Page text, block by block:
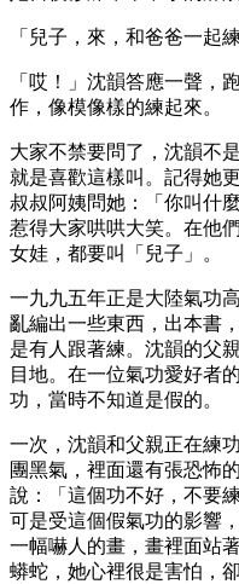
「兒子，來，和爸爸一起
「哎！」沈韻答應一聲，
作，像模像樣的練起來。
大家不禁要問了，沈韻不
就是喜歡這樣叫。記得她
叔叔阿姨問她：「你叫什
惹得大家哄哄大笑。在他
女娃，都要叫「兒子」。
一九九五年正是大陸氣功
亂編出一些東西，出本書
是有人跟著練。沈韻的父
目地。在一位氣功愛好者
功，當時不知道是假的。
一次，沈韻和父親正在練
團黑氣，裡面還有張恐怖
說：「這個功不好，不要
可是受這個假氣功的影響
一幅嚇人的畫，畫裡面站
蟒蛇，她心裡很是害怕，